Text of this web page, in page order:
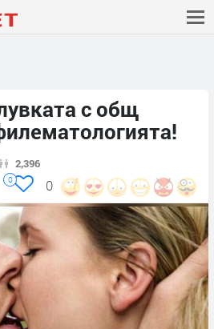
с общ
2,396
0
0